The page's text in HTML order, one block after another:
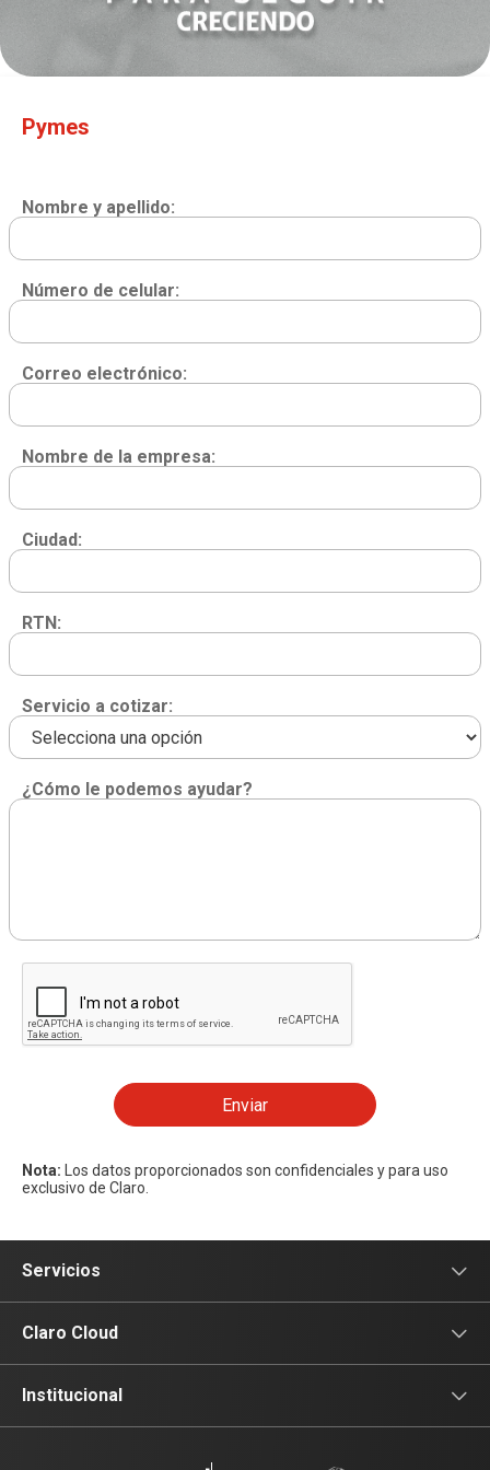
Pymes
Nombre y apellido:
Número de celular:
Correo electrónico:
Nombre de la empresa:
Ciudad:
RTN:
Servicio a cotizar:
¿Cómo le podemos ayudar?
Enviar
Nota: Los datos proporcionados son confidenciales y para uso
exclusivo de Claro.
Servicios
Conectividad
Productividad
Claro Cloud
Portal Claro Cloud
Institucional